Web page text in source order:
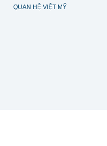
QUAN HỆ VIỆT MỸ